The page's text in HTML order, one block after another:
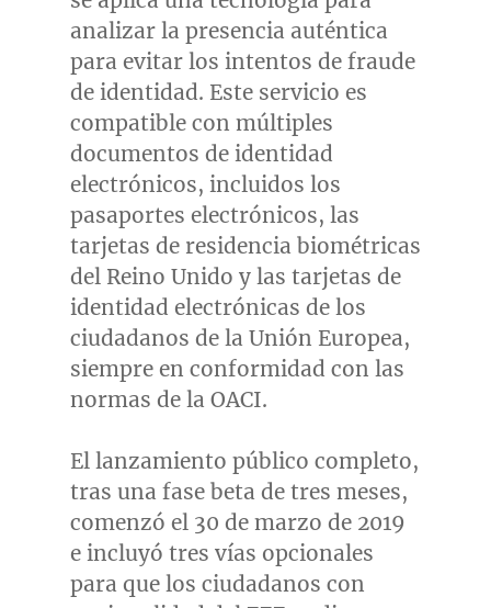
analizar la presencia auténtica
para evitar los intentos de fraude
de identidad. Este servicio es
compatible con múltiples
documentos de identidad
electrónicos, incluidos los
pasaportes electrónicos, las
tarjetas de residencia biométricas
del Reino Unido y las tarjetas de
identidad electrónicas de los
ciudadanos de la Unión Europea,
siempre en conformidad con las
normas de la OACI.
El lanzamiento público completo,
tras una fase beta de tres meses,
comenzó el 30 de marzo de 2019
e incluyó tres vías opcionales
para que los ciudadanos con